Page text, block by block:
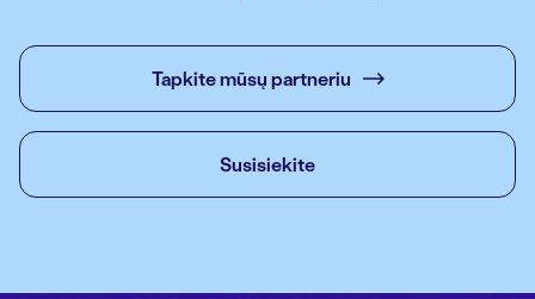
Tapkite mūsų partneriu
Susisiekite